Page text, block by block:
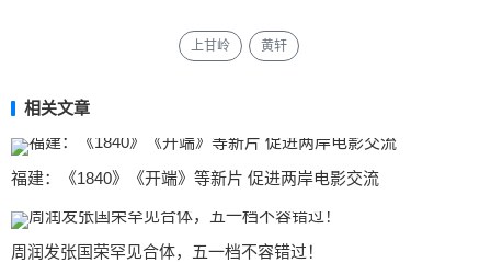
上甘岭 黄轩
相关文章
福建：《1840》《开端》等新片 促进两岸电影交流
周润发张国荣罕见合体，五一档不容错过！